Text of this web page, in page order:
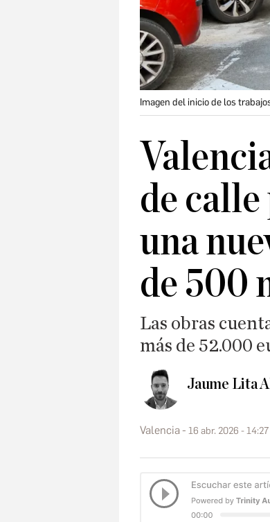
Imagen del inicio de los
de
una
de 500
Las obras
más de 52.000
Jaume Lita
Valencia 16 abr. 2026 - 14:27